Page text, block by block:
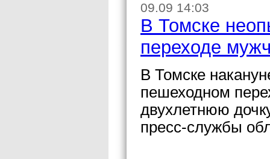
09.09 14:03
В Томске
переходе
В Томске
пешеходном
двухлетнюю
пресс-службы